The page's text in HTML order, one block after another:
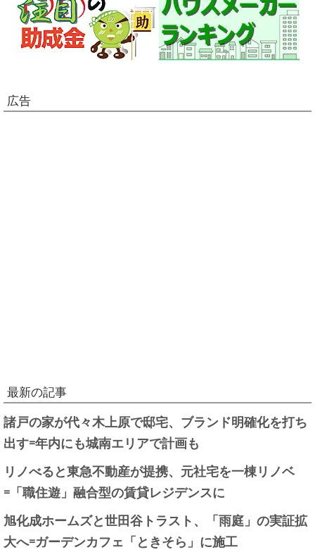
広告
最新の記事
諸戸の家が代々木上原で邸宅、ブランド明確化を打ち
出す=年内にも城南エリアで計画も
リノべると東急不動産が提携、元社宅を一棟リノベ
=「職住遊」融合型の賃貸レジデンスに
旭化成ホームズと世田谷トラスト、「雨庭」の実証拡
大へ=ガーデンカフェ「ときそら」に施工